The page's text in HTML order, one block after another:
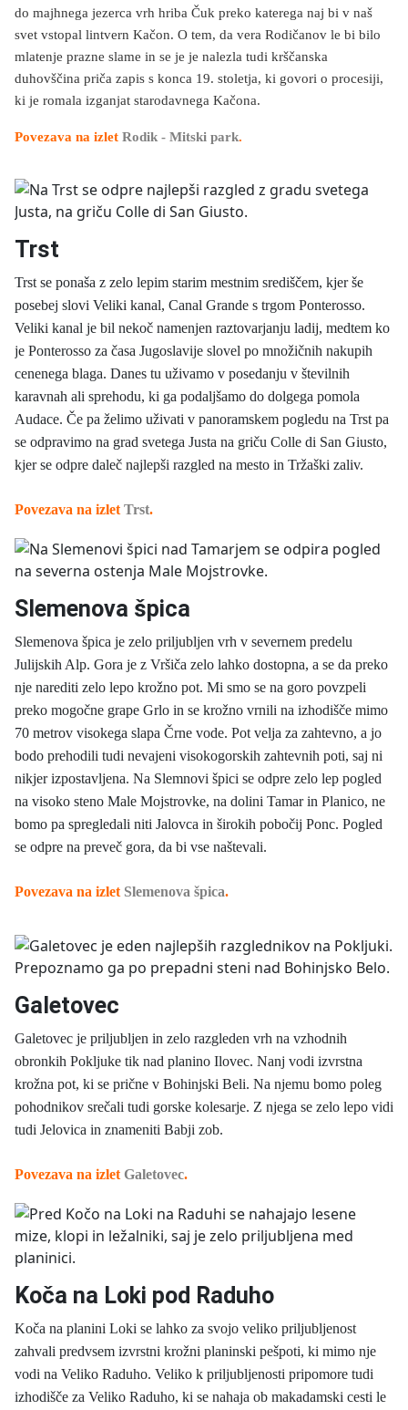
do majhnega jezerca vrh hriba Čuk preko katerega naj bi v naš
svet vstopal lintvern Kačon. O tem, da vera Rodičanov le bi bilo
mlatenje prazne slame in se je je nalezla tudi krščanska
duhovščina priča zapis s konca 19. stoletja, ki govori o procesiji,
ki je romala izganjat starodavnega Kačona.
Povezava na izlet Rodik - Mitski park.
Trst
Trst se ponaša z zelo lepim starim mestnim središčem, kjer še
posebej slovi Veliki kanal, Canal Grande s trgom Ponterosso.
Veliki kanal je bil nekoč namenjen raztovarjanju ladij, medtem ko
je Ponterosso za časa Jugoslavije slovel po množičnih nakupih
cenenega blaga. Danes tu uživamo v posedanju v številnih
karavnah ali sprehodu, ki ga podaljšamo do dolgega pomola
Audace. Če pa želimo uživati v panoramskem pogledu na Trst pa
se odpravimo na grad svetega Justa na griču Colle di San Giusto,
kjer se odpre daleč najlepši razgled na mesto in Tržaški zaliv.
Povezava na izlet Trst.
Slemenova špica
Slemenova špica je zelo priljubljen vrh v severnem predelu
Julijskih Alp. Gora je z Vršiča zelo lahko dostopna, a se da preko
nje narediti zelo lepo krožno pot. Mi smo se na goro povzpeli
preko mogočne grape Grlo in se krožno vrnili na izhodišče mimo
70 metrov visokega slapa Črne vode. Pot velja za zahtevno, a jo
bodo prehodili tudi nevajeni visokogorskih zahtevnih poti, saj ni
nikjer izpostavljena. Na Slemnovi špici se odpre zelo lep pogled
na visoko steno Male Mojstrovke, na dolini Tamar in Planico, ne
bomo pa spregledali niti Jalovca in širokih pobočij Ponc. Pogled
se odpre na preveč gora, da bi vse naštevali.
Povezava na izlet Slemenova špica.
Galetovec
Galetovec je priljubljen in zelo razgleden vrh na vzhodnih
obronkih Pokljuke tik nad planino Ilovec. Nanj vodi izvrstna
krožna pot, ki se prične v Bohinjski Beli. Na njemu bomo poleg
pohodnikov srečali tudi gorske kolesarje. Z njega se zelo lepo vidi
tudi Jelovica in znameniti Babji zob.
Povezava na izlet Galetovec.
Koča na Loki pod Raduho
Koča na planini Loki se lahko za svojo veliko priljubljenost
zahvali predvsem izvrstni krožni planinski pešpoti, ki mimo nje
vodi na Veliko Raduho. Veliko k priljubljenosti pripomore tudi
izhodišče za Veliko Raduho, ki se nahaja ob makadamski cesti le